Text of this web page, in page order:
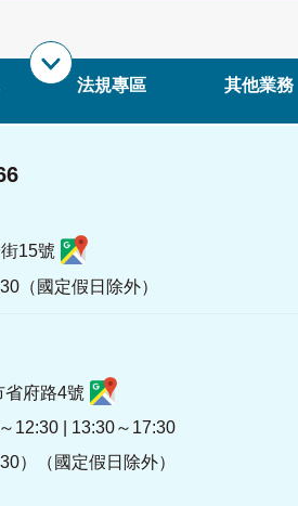
法規專區 其他業務
15號
（國定假日除外）
府路4號
12:30 | 13:30～17:30
）（國定假日除外）